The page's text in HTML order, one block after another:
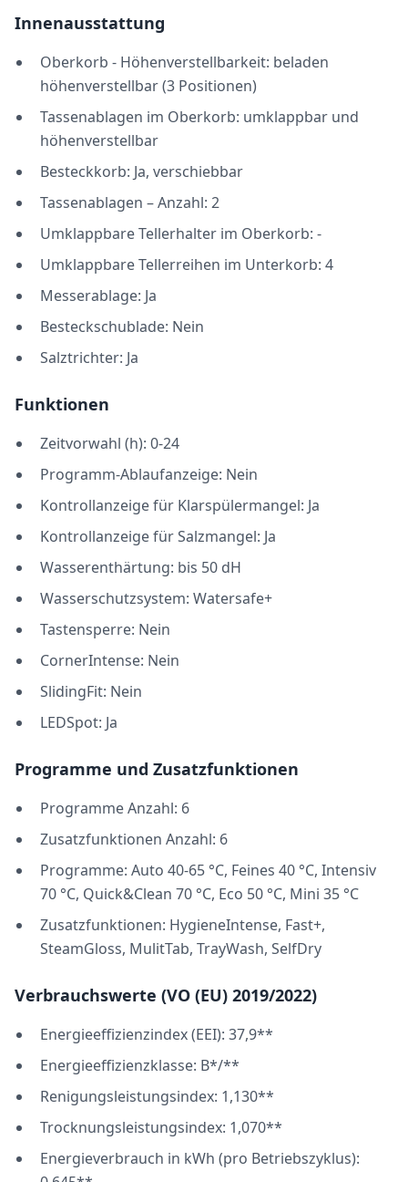
Innenausstattung
Oberkorb - Höhenverstellbarkeit: beladen
höhenverstellbar (3 Positionen)
Tassenablagen im Oberkorb: umklappbar und
höhenverstellbar
Besteckkorb: Ja, verschiebbar
Tassenablagen – Anzahl: 2
Umklappbare Tellerhalter im Oberkorb: -
Umklappbare Tellerreihen im Unterkorb: 4
Messerablage: Ja
Besteckschublade: Nein
Salztrichter: Ja
Funktionen
Zeitvorwahl (h): 0-24
Programm-Ablaufanzeige: Nein
Kontrollanzeige für Klarspülermangel: Ja
Kontrollanzeige für Salzmangel: Ja
Wasserenthärtung: bis 50 dH
Wasserschutzsystem: Watersafe+
Tastensperre: Nein
CornerIntense: Nein
SlidingFit: Nein
LEDSpot: Ja
Programme und Zusatzfunktionen
Programme Anzahl: 6
Zusatzfunktionen Anzahl: 6
Programme: Auto 40-65 °C, Feines 40 °C, Intensiv
70 °C, Quick&Clean 70 °C, Eco 50 °C, Mini 35 °C
Zusatzfunktionen: HygieneIntense, Fast+,
SteamGloss, MulitTab, TrayWash, SelfDry
Verbrauchswerte (VO (EU) 2019/2022)
Energieeffizienzindex (EEI): 37,9**
Energieeffizienzklasse: B*/**
Renigungsleistungsindex: 1,130**
Trocknungsleistungsindex: 1,070**
Energieverbrauch in kWh (pro Betriebszyklus):